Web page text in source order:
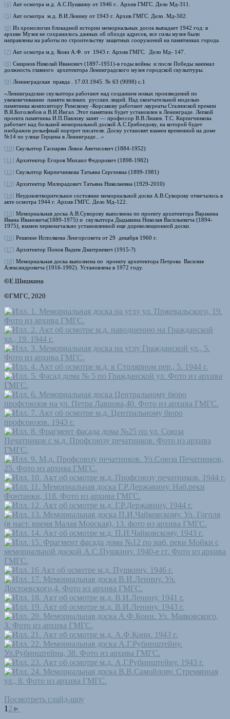
[4] Акт осмотра м.д. А.С.Пушкину от 1946 г.. Архив ГМГС. Дело Мд-311.
[5] Акт осмотра м.д. В.И.Ленину от 1943 г. Архив ГМГС. Дело. Мд-502.
[6] Из хронологии блокадной истории мемориальных досок выпадает 1942 год: в
архиве Музея не сохранилось данных об обходе адресов, все силы музея были
направлены на работы по строительству защитных сооружений на памятниках города.
[7] Акт осмотра м.д. Кони А.Ф. от 1943 г. Архив ГМГС. Дело Мд- 147.
[8] Смирнов Николай Иванович (1897-1951)-в годы войны и после Победы занимал
должность главного архитектора Ленинградского музея городской скульптуры.
[9] Ленинградская правда . 17.03.1945. № 63 (9098) с.1
«Ленинградские скульптора работают над созданием новых произведений по
увековечиванию памяти великих русских людей. Над окончательной моделью
памятника композитору Римскому -Корсакову работают лауреаты Сталинской премии
В.Я.Боголюбов и В.И.Ингал. Этот памятник будет установлен в Ленинграде. Лепкой
проекта памятника И.П.Павлову занят — профессор В.В.Лишев. Т.С. Кирпичникова
работает над большой мемориальной доской А.С.Грибоедову, на которой будет
изображен рельефный портрет писателя. Доску установят взамен временной на доме
№14 по улице Герцена в Ленинграде…»
[10] Скульптор Гаспарян Левон Аветисович (1884-1952)
[11] Архитектор Егоров Михаил Федорович (1898-1982)
[12] Скульптор Кирпичникова Татьяна Сергеевна (1899-1981)
[13] Архитектор Милорадович Татьяна Николаевна (1929-2010)
[14] Неудовлетворительное состояние мемориальной доски А.В.Суворову отмечалось в
акте осмотра 1944 г. Архив ГМГС. Дело Мд-122.
[15] Мемориальная доска А.В.Суворову выполнена по проекту архитектора Варакина
Ивана Ивановича(1889-1975) и скульптора Дыдыкина Николая Васильевича (1894-
1975), взамен первоначально установленной еще дореволюционной доски.
[16] Решение Исполкома Ленгорсовета от 29 декабря 1960 г.
[17] Архитектор Попов Вадим Дмитриевич (1915-?)
[18] Мемориальная доска выполнена по проекту архитектора Петрова Василия
Александровича (1916-1992). Установлена в 1972 году.
©Е.Шишкина
©ГМГС, 2020
Посмотреть слайд-шоу
1 2 ►